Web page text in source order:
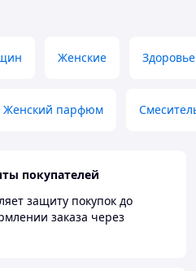
Женские Здоровье
Женский парфюм
покупателей
защиту покупок до
заказа через